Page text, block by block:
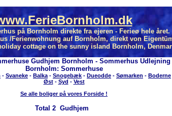
på Bornholm direkte fra ejeren - Ferieø hele året.
/Ferienwohnung auf Bornholm, direkt von
cottage on the sunny island Bornholm,
Gudhjem Bornholm - Sommerhus
Bornholm: Sommerhuse
- Svaneke - Balka - Snogebæk - Dueodde - Sømarken - Boderne
Øst- Syd - Vest
Se alle boliger på vores Forside !
Total 2 Gudhjem